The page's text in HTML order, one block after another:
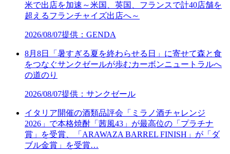
米で出店を加速～米国、英国、フランスで計40店舗を
超えるフランチャイズ出店へ～
2026/08/07提供：GENDA
8月8日「暑すぎる夏を終わらせる日」に寄せて森と食
をつなぐサンクゼールが歩むカーボンニュートラルへ
の道のり
2026/08/07提供：サンクゼール
イタリア開催の酒類品評会「ミラノ酒チャレンジ
2026」で本格焼酎「茜風43」が最高位の「プラチナ
賞」を受賞、「ARAWAZA BARREL FINISH」が「ダ
ブル金賞」を受賞…